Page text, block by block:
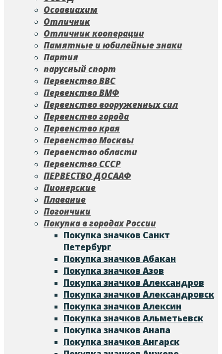
Осоавиахим
Отличник
Отличник кооперации
Памятные и юбилейные знаки
Партия
парусный спорт
Первенство ВВС
Первенство ВМФ
Первенство вооруженных сил
Первенство города
Первенство края
Первенство Москвы
Первенство области
Первенство СССР
ПЕРВЕСТВО ДОСААФ
Пионерские
Плавание
Погончики
Покупка в городах России
Покупка значков Cанкт
Петербург
Покупка значков Абакан
Покупка значков Азов
Покупка значков Александров
Покупка значков Александровск
Покупка значков Алексин
Покупка значков Альметьевск
Покупка значков Анапа
Покупка значков Ангарск